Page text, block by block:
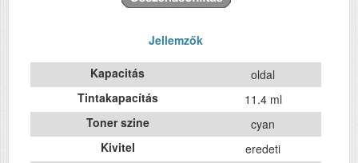
Jellemzők
Kapacitás
oldal
Tintakapacítás
11.4 ml
Toner szine
cyan
Kivitel
eredeti